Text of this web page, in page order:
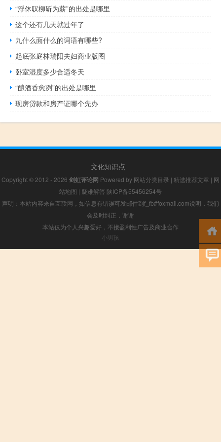
“浮休叹柳斫为薪”的出处是哪里
这个还有几天就过年了
九什么面什么的词语有哪些?
起底张庭林瑞阳夫妇商业版图
卧室湿度多少合适冬天
“酿酒香愈冽”的出处是哪里
现房贷款和房产证哪个先办
文化知识点
Copyright © 2012 - 2026 剑虹评论网 Powered by 网站分类目录 | 精选推荐文章 | 网
站地图 | 疑难解答 陕ICP备55456254号
声明：本站内容来自互联网，如信息有错误可发邮件到f_fb#foxmail.com说明，我们
会及时纠正，谢谢
本站仅为个人兴趣爱好，不接盈利性广告及商业合作
小男孩